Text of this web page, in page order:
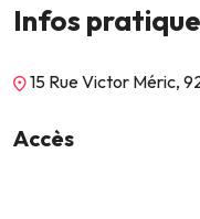
Infos
15 Rue Victor Méric,
Accès